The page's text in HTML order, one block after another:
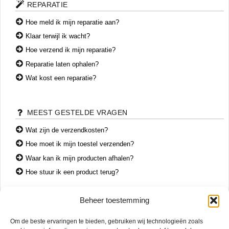
Beheer toestemming
Om de beste ervaringen te bieden, gebruiken wij technologieën zoals
REPARATIE
Hoe meld ik mijn reparatie aan?
Klaar terwijl ik wacht?
Hoe verzend ik mijn reparatie?
Reparatie laten ophalen?
Wat kost een reparatie?
MEEST GESTELDE VRAGEN
Wat zijn de verzendkosten?
Hoe moet ik mijn toestel verzenden?
Waar kan ik mijn producten afhalen?
Hoe stuur ik een product terug?
+31 74 7850071